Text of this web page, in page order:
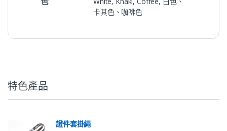
卡其色、咖啡色
特色產品
證件套掛繩